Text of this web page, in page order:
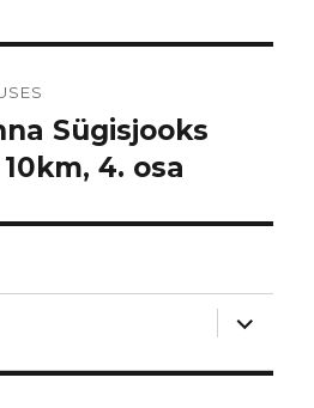
Sügisjooks
4. osa
laienda